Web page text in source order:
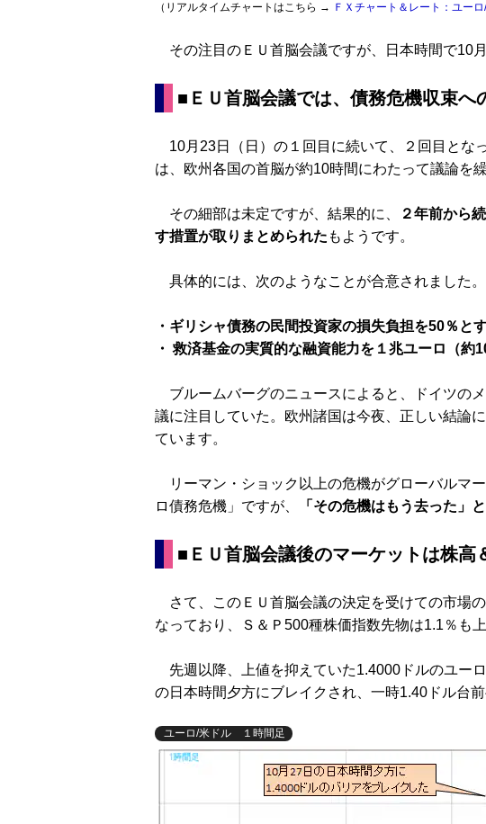
（リアルタイムチャートはこちら → ＦＸチャート＆レート：ユー
その注目のＥＵ首脳会議ですが、日本時間で10
■ＥＵ首脳会議では、 債務危機収束へ
10月23日（日）の１回目に続いて、２回目とな
は、欧州各国の首脳が約10時間にわたって議論を
その細部は未定ですが、結果的に、
２年前から
す措置が取りまとめられた もようです。
具体的には、次のようなことが合意されました。
・ギリシャ債務の民間投資家の損失負担を50％と
・ 救済基金の実質的な融資能力を１兆ユーロ（約
ブルームバーグのニュースによると、ドイツの
議に注目していた。欧州諸国は今夜、正しい結論
ています。
リーマン・ショック以上の危機がグローバルマ
ロ債務危機」ですが、
「その危機はもう去った」
■ＥＵ首脳会議後のマーケットは株高
さて、このＥＵ首脳会議の決定を受けての市場の
なっており、Ｓ＆Ｐ500種株価指数先物は1.1％も上
先週以降、上値を抑えていた1.4000ドルのユー
の日本時間夕方にブレイクされ、一時1.40ドル台前
ユーロ/米ドル １時間足